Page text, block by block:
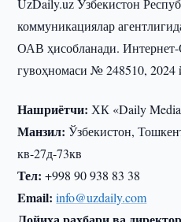
UzDaily.uz Ўзбекистон
коммуникациялар
ОАВ ҳисобланади.
гувоҳномаси № 248510, 2024
Нашриётчи:ХК «Daily
Манзил:Ўзбекистон,
кв-27д-73кв
Тел:+998 90 938 83 38
Email:info@uzdaily.com